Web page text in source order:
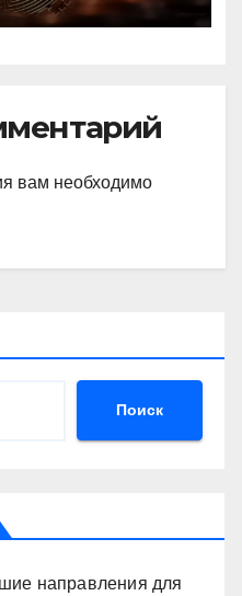
вам необходимо
Поиск
направления для